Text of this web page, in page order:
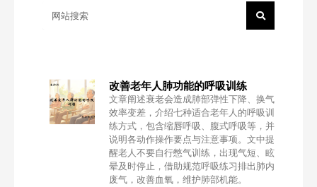
改善老年人肺功能的呼吸训练
文章阐述衰老会造成肺部弹性下降、换气
效率变差，介绍七种适合老年人的呼吸训
练方式，包含缩唇呼吸、腹式呼吸等，并
说明各动作操作要点与注意事项。文中提
醒老人不要自行憋气训练，出现气短、眩
晕及时停止，借助规范呼吸练习排出肺内
废气，改善血氧，维护肺部机能。